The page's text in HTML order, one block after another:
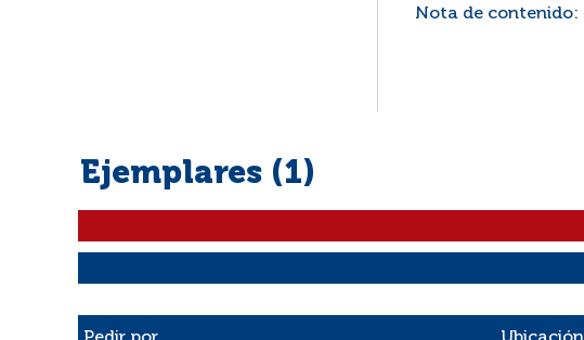
Nota de contenido:
Ejemplares (1)